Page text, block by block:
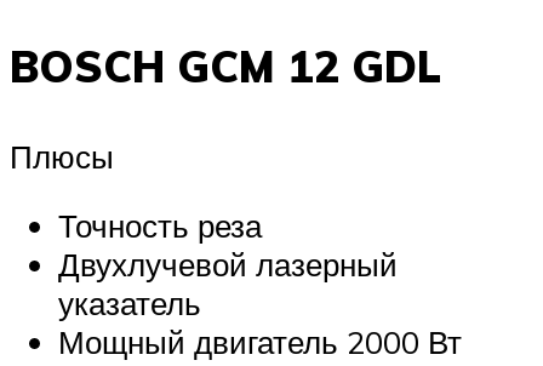
BOSCH GCM 12 GDL
Плюсы
Точность реза
Двухлучевой лазерный
указатель
Мощный двигатель 2000 Вт